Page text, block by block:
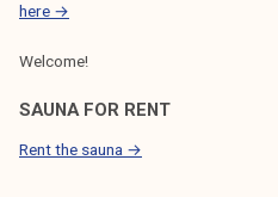
here →
Welcome!
SAUNA FOR RENT
Rent the sauna →